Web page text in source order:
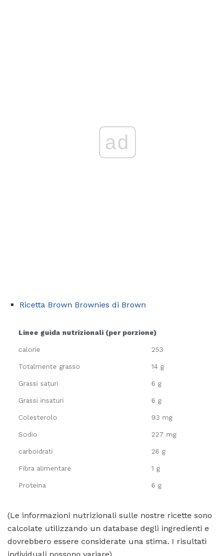
ad
Ricetta Brown Brownies di Brown
Linee guida nutrizionali (per porzione)
calorie 253
Totalmente grasso 14 g
Grassi saturi 6 g
Grassi insaturi 6 g
Colesterolo 93 mg
Sodio 227 mg
carboidrati 26 g
Fibra alimentare 1 g
Proteina 6 g
(Le informazioni nutrizionali sulle nostre ricette sono
calcolate utilizzando un database degli ingredienti e
dovrebbero essere considerate una stima. I risultati
individuali possono variare).